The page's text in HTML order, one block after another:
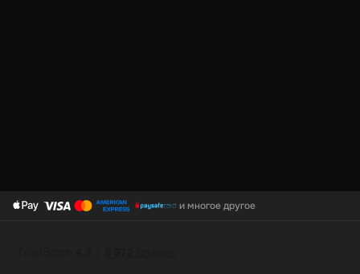
и многое другое